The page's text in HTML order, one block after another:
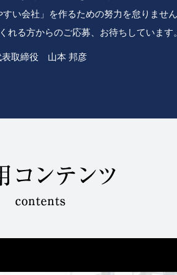
い会社」を作るための努力を怠りませ
れる方からのご応募、お待ちしています
表取締役 山本 邦彦